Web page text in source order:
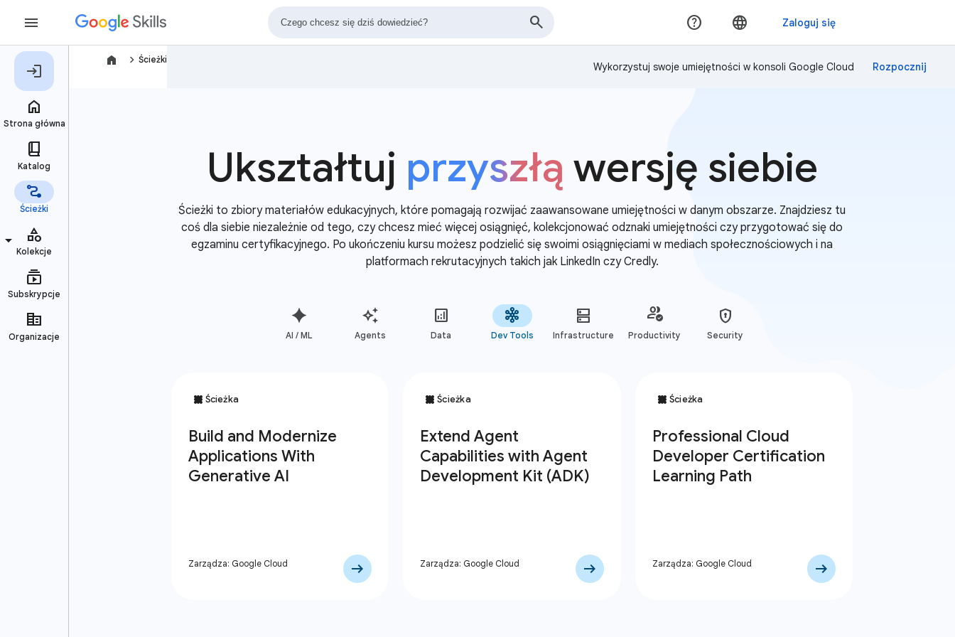
navigate_next Ścieżki
Wykorzystuj swoje umiejętności w konsoli Google Cloud
Ukształtuj przyszłą wersję siebie
Ścieżki to zbiory materiałów edukacyjnych, które pomagają rozwijać zaawansowane umiejętności w danym obszarze. Znajdziesz tu
coś dla siebie niezależnie od tego, czy chcesz mieć więcej osiągnięć, kolekcjonować odznaki umiejętności czy przygotować się do
egzaminu certyfikacyjnego. Po ukończeniu kursu możesz podzielić się swoimi osiągnięciami w mediach społecznościowych i na
platformach rekrutacyjnych takich jak LinkedIn czy Credly.
AI / ML Agents Data Dev Tools Infrastructure Productivity Security
Zarządza: Google Cloud Zarządza: Google Cloud Zarządza: Google Cloud